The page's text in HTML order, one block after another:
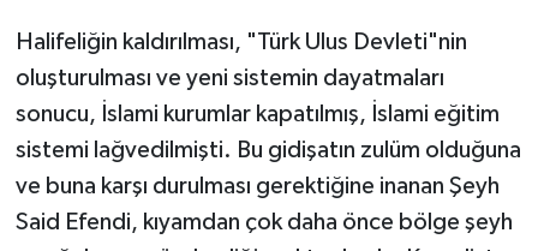
Halifeliğin kaldırılması, "Türk Ulus Devleti"nin
oluşturulması ve yeni sistemin dayatmaları
sonucu, İslami kurumlar kapatılmış, İslami eğitim
sistemi lağvedilmişti. Bu gidişatın zulüm olduğuna
ve buna karşı durulması gerektiğine inanan Şeyh
Said Efendi, kıyamdan çok daha önce bölge şeyh